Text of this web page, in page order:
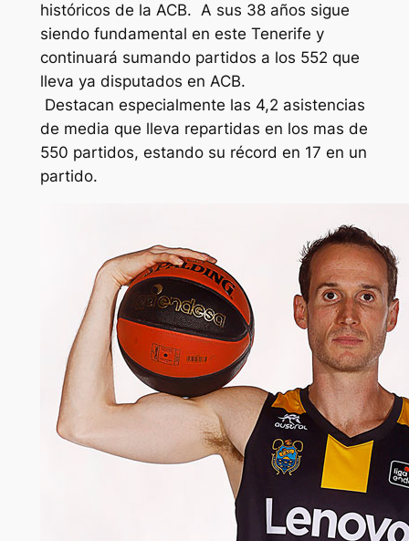
históricos de la ACB. A sus 38 años sigue
siendo fundamental en este Tenerife y
continuará sumando partidos a los 552 que
lleva ya disputados en ACB.
Destacan especialmente las 4,2 asistencias
de media que lleva repartidas en los mas de
550 partidos, estando su récord en 17 en un
partido.